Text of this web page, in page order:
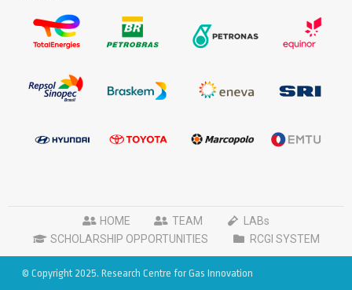
HOME TEAM
LABs
SCHOLARSHIP OPPORTUNITIES
RCGI SYSTEM
© Copyright 2025. Research Centre for Gas Innovation